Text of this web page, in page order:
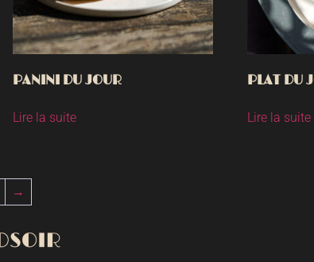
PANINI DU JOUR
Lire la suite
PLAT DU
Lire la suite
→